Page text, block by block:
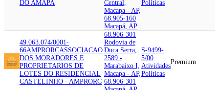
DO AMAPA
Central,
Macapa - AP,
68.905-160
Macapá, AP
Políticas
49.063.074/0001-
66AMPRORCASSOCIACAO
DOS MORADORES E
PROPRIETARIOS DE
LOTES DO RESIDENCIAL
CASTELINHO - AMPRORC
68.906-301
Rodovia de
Duca Serra,
2589 -
Marabaixo I,
Macapa - AP,
68.906-301
S-9499-
5/00
Atividades
Políticas
Premium